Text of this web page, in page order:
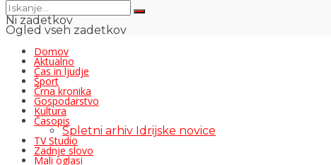
Ni zadetkov
Ogled vseh zadetkov
Domov
Aktualno
Čas in ljudje
Šport
Črna kronika
Gospodarstvo
Kultura
Časopis
Spletni arhiv Idrijske novice
TV Studio
Zadnje slovo
Mali oglasi